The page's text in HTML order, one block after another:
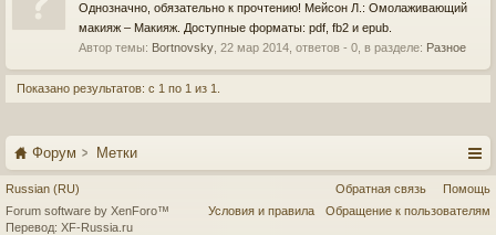
Однозначно, обязательно к прочтению! Мейсон Л.: Омолаживающий
макияж – Макияж. Доступные форматы: pdf, fb2 и epub.
Автор темы: Bortnovsky 22 мар 2014 , ответов - 0, в разделе: Разное
Показано результатов: с 1 по 1 из 1.
Форум Метки
Russian (RU) Обратная связь
Помощь
Условия и правила
Обращение к пользователям
Forum software by XenForo™
Перевод: XF-Russia.ru